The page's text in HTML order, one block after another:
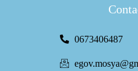
0673406487